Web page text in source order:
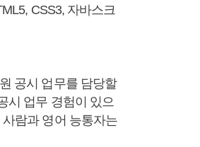
CSS3, 자바스크
공시 업무를 담당할
시 업무 경험이 있으
람과 영어 능통자는